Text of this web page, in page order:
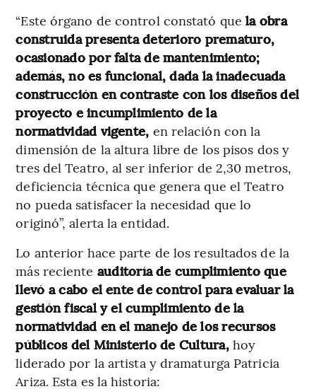
“Este órgano de control constató que la obra
construida presenta deterioro prematuro,
ocasionado por falta de mantenimiento;
además, no es funcional, dada la inadecuada
construcción en contraste con los diseños del
proyecto e incumplimiento de la
normatividad vigente, en relación con la
dimensión de la altura libre de los pisos dos y
tres del Teatro, al ser inferior de 2,30 metros,
deficiencia técnica que genera que el Teatro
no pueda satisfacer la necesidad que lo
originó”, alerta la entidad.
Lo anterior hace parte de los resultados de la
más reciente auditoría de cumplimiento que
llevó a cabo el ente de control para evaluar la
gestión fiscal y el cumplimiento de la
normatividad en el manejo de los recursos
públicos del Ministerio de Cultura,hoy
liderado por la artista y dramaturga Patricia
Ariza. Esta es la historia: